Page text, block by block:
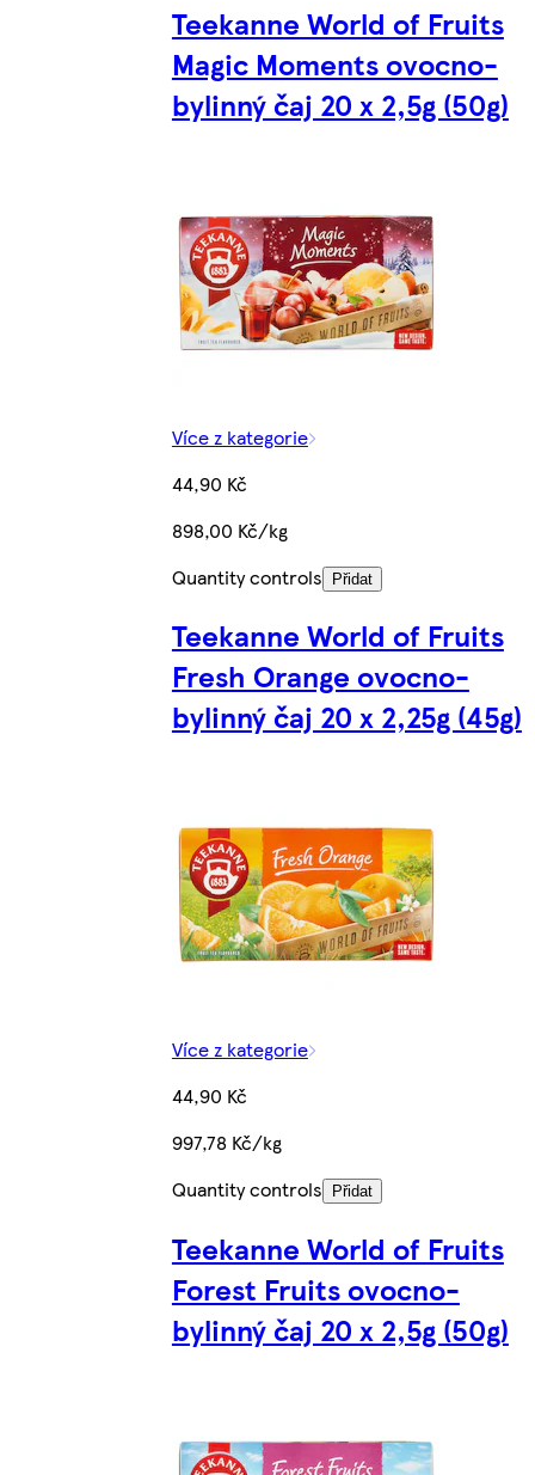
Teekanne World of Fruits
Magic Moments ovocno-
bylinný čaj 20 x 2,5g (50g)
Více z kategorie
44,90 Kč
898,00 Kč/kg
Quantity controls
Přidat
Teekanne World of Fruits
Fresh Orange ovocno-
bylinný čaj 20 x 2,25g (45g)
Více z kategorie
44,90 Kč
997,78 Kč/kg
Quantity controls
Přidat
Teekanne World of Fruits
Forest Fruits ovocno-
bylinný čaj 20 x 2,5g (50g)